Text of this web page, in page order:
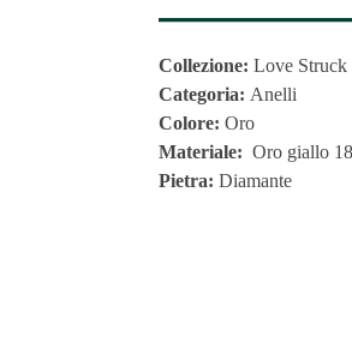
Collezione: Love Struck
Categoria: Anelli
Colore: Oro
Materiale: Oro giallo
Pietra: Diamante